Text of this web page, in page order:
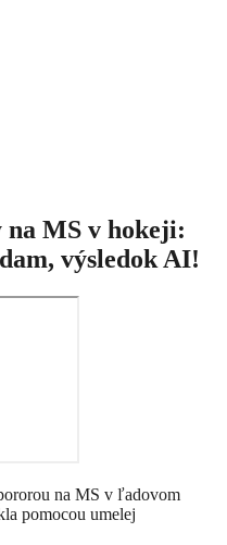
na MS v hokeji:
výsledok AI!
na MS v ľadovom
pomocou umelej